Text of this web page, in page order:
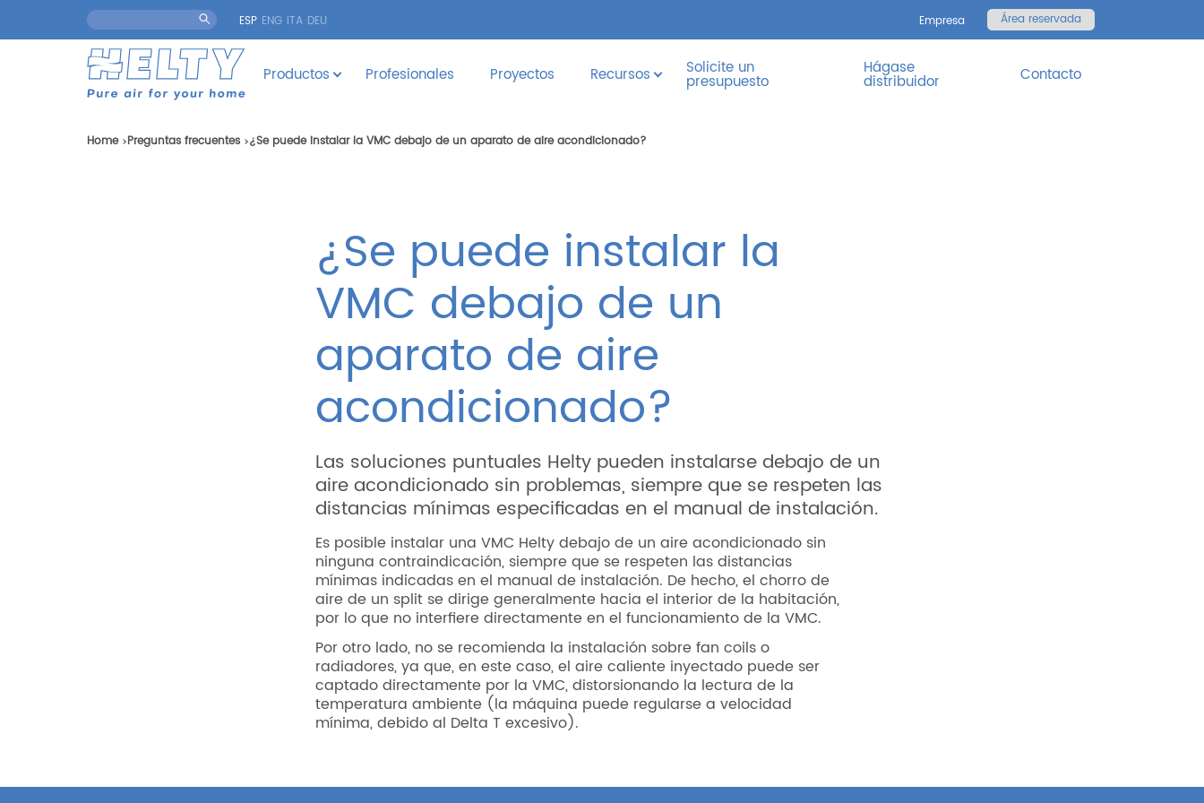
ESP ENG ITA DEU Empresa Área reservada
Productos Profesionales Proyectos Recursos Solicite un
presupuesto
Hágase
distribuidor Contacto
Home Preguntas frecuentes ¿Se puede instalar la VMC debajo de un aparato de aire acondicionado?
¿Se puede instalar la
VMC debajo de un
aparato de aire
acondicionado?
Las soluciones puntuales Helty pueden instalarse debajo de un
aire acondicionado sin problemas, siempre que se respeten las
distancias mínimas especificadas en el manual de instalación.
Es posible instalar una VMC Helty debajo de un aire acondicionado sin
ninguna contraindicación, siempre que se respeten las distancias
mínimas indicadas en el manual de instalación. De hecho, el chorro de
aire de un split se dirige generalmente hacia el interior de la habitación,
por lo que no interfiere directamente en el funcionamiento de la VMC.
Por otro lado, no se recomienda la instalación sobre fan coils o
radiadores, ya que, en este caso, el aire caliente inyectado puede ser
captado directamente por la VMC, distorsionando la lectura de la
temperatura ambiente (la máquina puede regularse a velocidad
mínima, debido al Delta T excesivo).